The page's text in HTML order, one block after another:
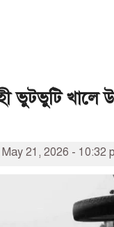
ভুটভুটি খালে
21, 2026 - 10:32